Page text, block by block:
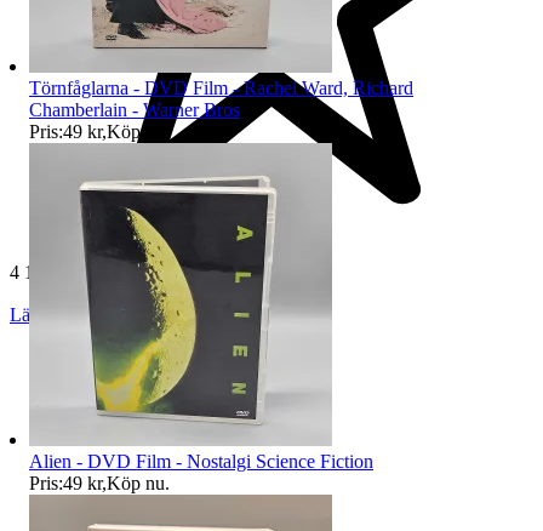
4 123 omdömen
Läs omdömen Följ
Törnfåglarna - DVD Film - Rachel Ward, Richard
Chamberlain - Warner Bros
Pris:49 kr,Köp nu
Alien - DVD Film - Nostalgi Science Fiction
Pris:49 kr,Köp nu.